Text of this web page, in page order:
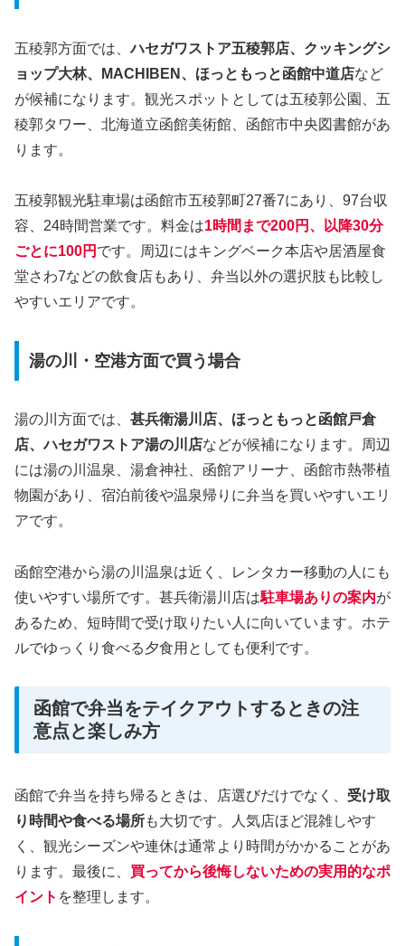
五稜郭方面では、ハセガワストア五稜郭店、クッキングシ
ョップ大林、MACHIBEN、ほっともっと函館中道店など
が候補になります。観光スポットとしては五稜郭公園、五
稜郭タワー、北海道立函館美術館、函館市中央図書館があ
ります。
五稜郭観光駐車場は函館市五稜郭町27番7にあり、97台収
容、24時間営業です。料金は1時間まで200円、以降30分
ごとに100円 です。周辺にはキングベーク本店や居酒屋食
堂さわ7などの飲食店もあり、弁当以外の選択肢も比較し
やすいエリアです。
湯の川・空港方面で買う場合
湯の川方面では、 甚兵衛湯川店、ほっともっと函館戸倉
店、ハセガワストア湯の川店などが候補になります。周辺
には湯の川温泉、湯倉神社、函館アリーナ、函館市熱帯植
物園があり、宿泊前後や温泉帰りに弁当を買いやすいエリ
アです。
函館空港から湯の川温泉は近く、レンタカー移動の人にも
使いやすい場所です。甚兵衛湯川店は駐車場ありの案内が
あるため、短時間で受け取りたい人に向いています。ホテ
ルでゆっくり食べる夕食用としても便利です。
函館で弁当をテイクアウトするときの注
意点と楽しみ方
函館で弁当を持ち帰るときは、店選びだけでなく、 受け取
り時間や食べる場所も大切です。人気店ほど混雑しやす
く、観光シーズンや連休は通常より時間がかかることがあ
ります。最後に、 買ってから後悔しないための実用的なポ
イント を整理します。